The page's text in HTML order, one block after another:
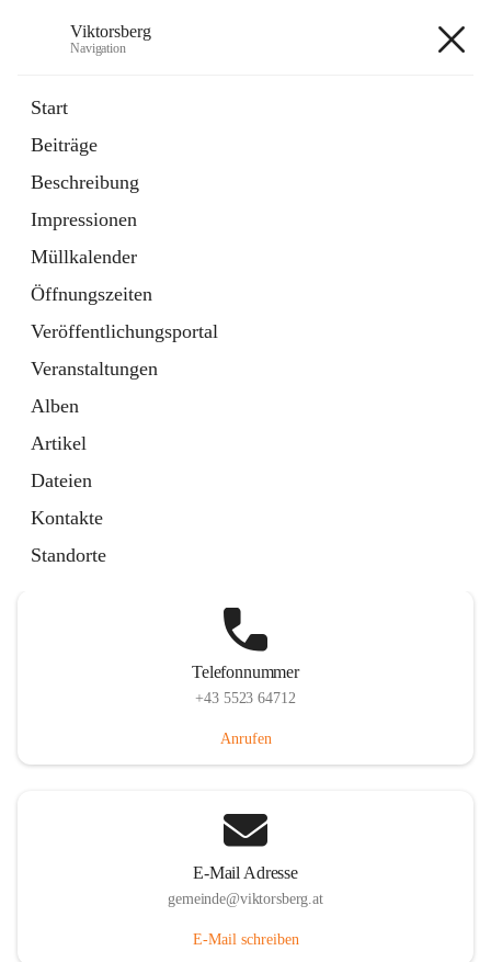
Viktorsberg
Navigation
Start
Beiträge
Beschreibung
Impressionen
Müllkalender
Öffnungszeiten
Veröffentlichungsportal
Veranstaltungen
Alben
Artikel
Dateien
Kontakte
Standorte
1 Schnellzugriff
Bürgerservice
10 Schnellzugriffe
Telefonnummer
+43 5523 64712
Anrufen
E-Mail Adresse
gemeinde@viktorsberg.at
E-Mail schreiben